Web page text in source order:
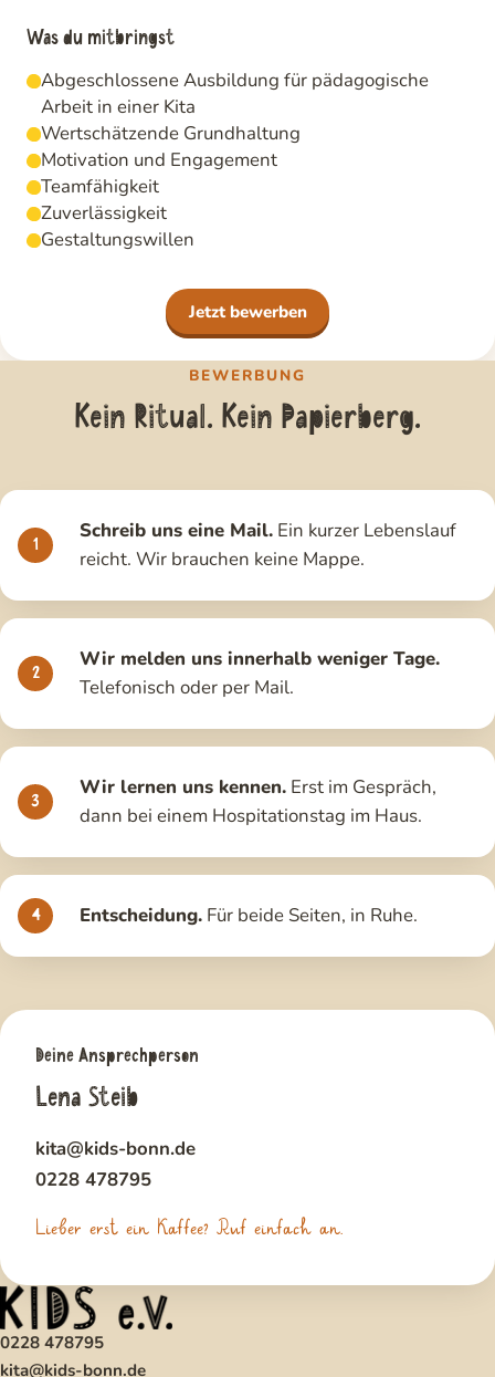
Was du mitbringst
Abgeschlossene Ausbildung für pädagogische
Arbeit in einer Kita
Wertschätzende Grundhaltung
Motivation und Engagement
Teamfähigkeit
Zuverlässigkeit
Gestaltungswillen
Jetzt bewerben
BEWERBUNG
Kein Ritual. Kein Papierberg.
Schreib uns eine Mail. Ein kurzer Lebenslauf
reicht. Wir brauchen keine Mappe.
Wir melden uns innerhalb weniger Tage.
Telefonisch oder per Mail.
Wir lernen uns kennen. Erst im Gespräch,
dann bei einem Hospitationstag im Haus.
Entscheidung. Für beide Seiten, in Ruhe.
Deine Ansprechperson
Lena Steib
kita@kids-bonn.de
0228 478795
Lieber erst ein Kaffee? Ruf einfach an.
0228 478795
kita@kids-bonn.de